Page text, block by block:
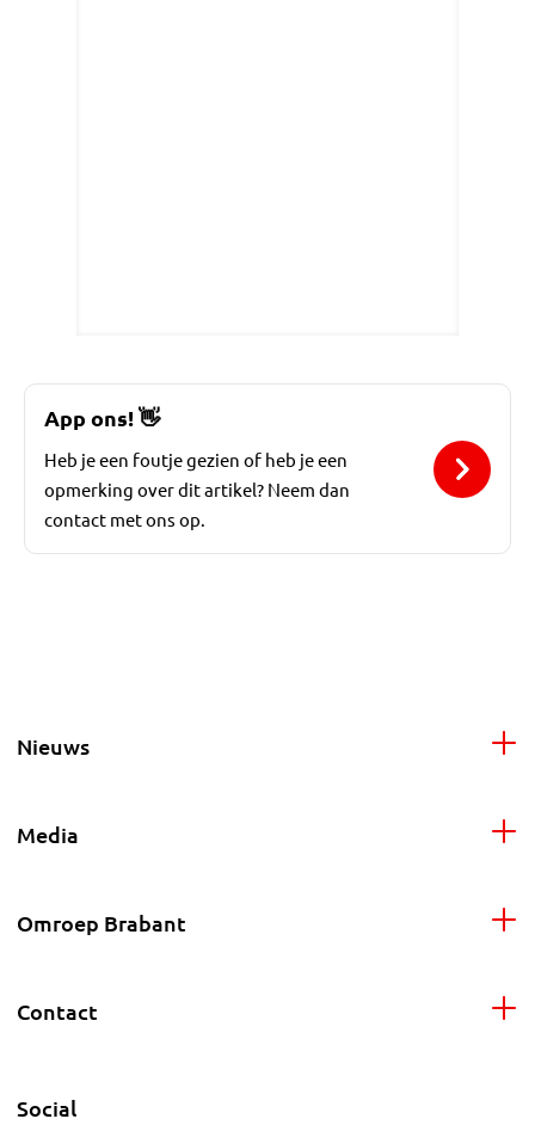
App ons!👋
Heb je een foutje gezien of heb je een
opmerking over dit artikel? Neem dan
contact met ons op.
Nieuws
Media
Omroep Brabant
Contact
Social